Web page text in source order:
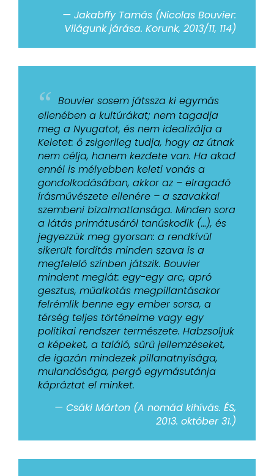
— Jakabffy Tamás (Nicolas Bouvier:
Világunk járása. Korunk, 2013/11, 114)
“ Bouvier sosem játssza ki egymás
ellenében a kultúrákat; nem tagadja
meg a Nyugatot, és nem idealizálja a
Keletet: ő zsigerileg tudja, hogy az útnak
nem célja, hanem kezdete van. Ha akad
ennél is mélyebben keleti vonás a
gondolkodásában, akkor az – elragadó
írásművészete ellenére – a szavakkal
szembeni bizalmatlansága. Minden sora
a látás primátusáról tanúskodik (…), és
jegyezzük meg gyorsan: a rendkívül
sikerült fordítás minden szava is a
megfelelő színben játszik. Bouvier
mindent meglát: egy-egy arc, apró
gesztus, műalkotás megpillantásakor
felrémlik benne egy ember sorsa, a
térség teljes történelme vagy egy
politikai rendszer természete. Habzsoljuk
a képeket, a találó, sűrű jellemzéseket,
de igazán mindezek pillanatnyisága,
mulandósága, pergő egymásutánja
kápráztat el minket.
— Csáki Márton (A nomád kihívás. ÉS,
2013. október 31.)